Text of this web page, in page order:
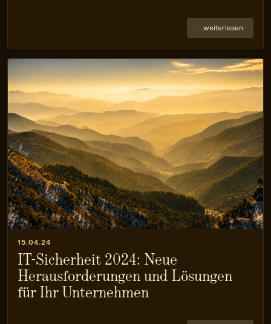
… weiterlesen
15.04.24
IT-Sicherheit 2024: Neue
Herausforderungen und Lösungen
für Ihr Unternehmen